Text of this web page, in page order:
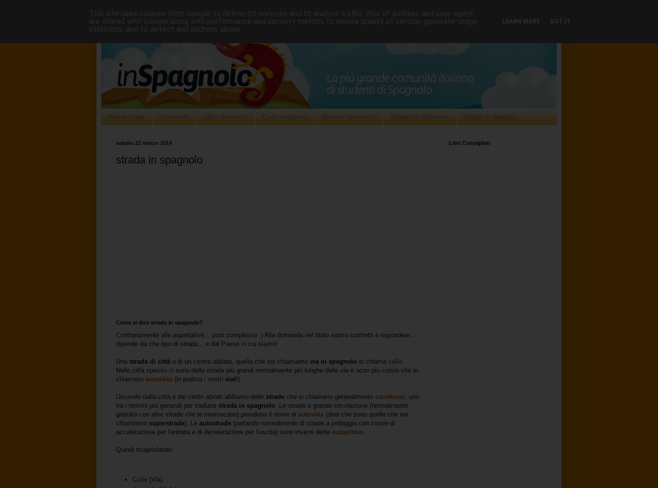
sabato 22 marzo 2014
strada in spagnolo
Come si dice strada in spagnolo?
Contrariamente alle aspettative... post complesso :) Alla domanda nel titolo siamo costretti a rispondere...
dipende da che tipo di strada... e dal Paese in cui siamo!
Una strada di città o di un centro abitato, quella che noi chiamiamo via in spagnolo si chiama calle.
Nelle città spesso ci sono delle strade più grandi normalmente più lunghe delle vie e acon più corsie che si
chiamano avenidas (in pratica i nostri viali).
Uscendo dalla città e dai centri abitati abbiamo delle strade che si chiamano generalmente carreteras, uno
tra i termini più generali per tradurre strada in spagnolo. Le strade a grande circolazione (normalmente
gratuita con altre strade che le intersecano) prendono il nome di autovías (direi che sono quelle che noi
chiamiamo superstrade). Le autostrade (parlando normalmente di strade a pedaggio con corsie di
accelerazione per l'entrata e di decelerazione per l'uscita) sono invece dette autopistas.
Quindi ricapitolando:
Calle (Via)
Libri Consigliati
LEARN MORE GOT IT